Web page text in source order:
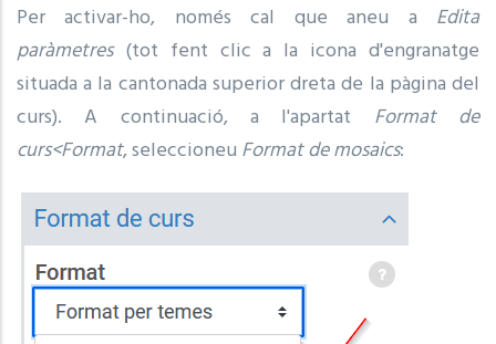
Per activar-ho, només cal que aneu a Edita
paràmetres(tot fent clic a la icona d'engranatge
situada a la cantonada superior dreta de la pàgina del
curs). A continuació, a l'apartat Format de
curs<Format, seleccioneu Format de mosaics: